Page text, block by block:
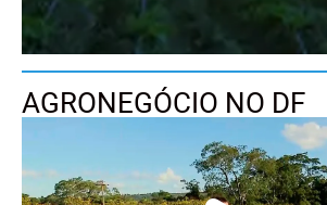
AGRONEGÓCIO NO DF